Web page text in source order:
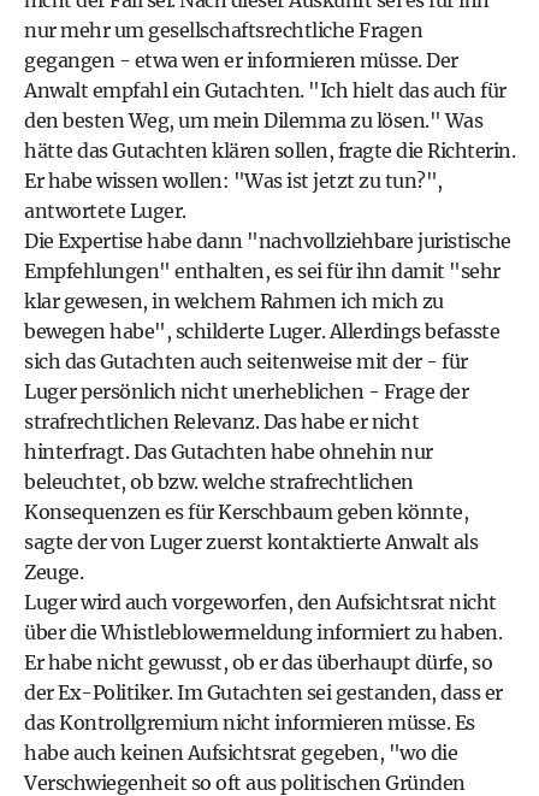
nur mehr um gesellschaftsrechtliche Fragen
gegangen - etwa wen er informieren müsse. Der
Anwalt empfahl ein Gutachten. "Ich hielt das auch für
den besten Weg, um mein Dilemma zu lösen." Was
hätte das Gutachten klären sollen, fragte die Richterin.
Er habe wissen wollen: "Was ist jetzt zu tun?",
antwortete Luger.
Die Expertise habe dann "nachvollziehbare juristische
Empfehlungen" enthalten, es sei für ihn damit "sehr
klar gewesen, in welchem Rahmen ich mich zu
bewegen habe", schilderte Luger. Allerdings befasste
sich das Gutachten auch seitenweise mit der - für
Luger persönlich nicht unerheblichen - Frage der
strafrechtlichen Relevanz. Das habe er nicht
hinterfragt. Das Gutachten habe ohnehin nur
beleuchtet, ob bzw. welche strafrechtlichen
Konsequenzen es für Kerschbaum geben könnte,
sagte der von Luger zuerst kontaktierte Anwalt als
Zeuge.
Luger wird auch vorgeworfen, den Aufsichtsrat nicht
über die Whistleblowermeldung informiert zu haben.
Er habe nicht gewusst, ob er das überhaupt dürfe, so
der Ex-Politiker. Im Gutachten sei gestanden, dass er
das Kontrollgremium nicht informieren müsse. Es
habe auch keinen Aufsichtsrat gegeben, "wo die
Verschwiegenheit so oft aus politischen Gründen